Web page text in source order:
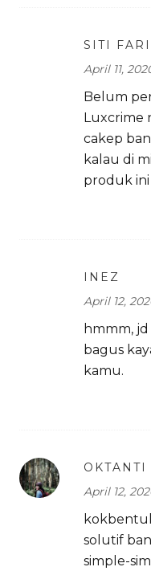
SITI
April 11,
Belum
Luxcrime
cakep
kalau di
produk ini
INEZ
April 12,
hmmm,
bagus
kamu.
OKTANTI
April 12,
solutif
simple-